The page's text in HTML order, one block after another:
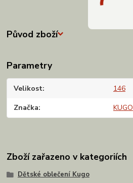
Původ zboží
Parametry
Velikost 146
Značka KUGO
Zboží zařazeno v kategoriích
Dětské oblečení Kugo